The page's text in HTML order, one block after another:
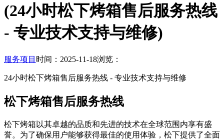
(24小时松下烤箱售后服务热线
- 专业技术支持与维修)
服务项目 时间：2025-11-18浏览：
24小时松下烤箱售后服务热线 - 专业技术支持与维修
松下烤箱售后服务热线
松下烤箱以其卓越的品质和先进的技术在全球范围内享有盛
誉。为了确保用户能够获得最佳的使用体验，松下提供了全面